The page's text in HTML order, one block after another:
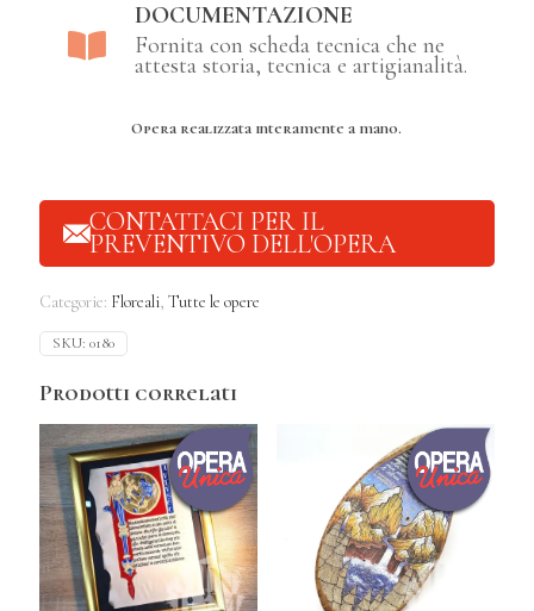
DOCUMENTAZIONE
Fornita con scheda tecnica che ne
attesta storia, tecnica e artigianalità.
Opera realizzata interamente a mano.
CONTATTACI PER IL
PREVENTIVO DELL'OPERA
Categorie: Floreali, Tutte le opere
SKU: 0180
Prodotti correlati